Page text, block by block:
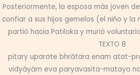
Posteriormente, la esposa más joven
confiar a sus hijos gemelos (el niño y la
partió hacia Patiloka y murió
TEXTO 8
pitary uparate bhrātara enam atat-
vidyāyām eva paryavasita-matayo